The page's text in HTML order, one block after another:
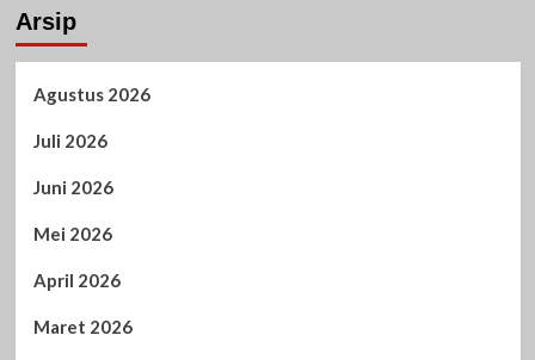
Arsip
Agustus 2026
Juli 2026
Juni 2026
Mei 2026
April 2026
Maret 2026